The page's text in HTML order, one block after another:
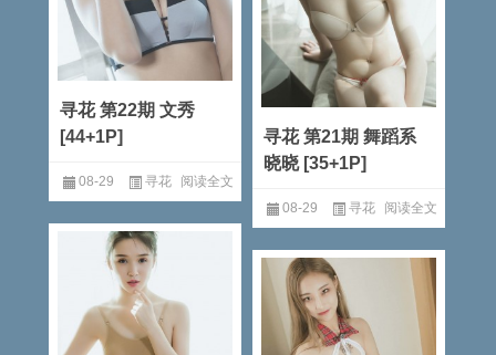
寻花 第22期 文秀
[44+1P]
08-29 寻花 阅读全文
寻花 第21期 舞蹈系
晓晓 [35+1P]
08-29 寻花 阅读全文